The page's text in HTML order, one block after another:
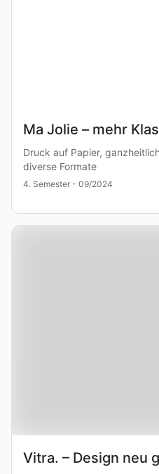
Ma Jolie – mehr
Druck auf Papier,
diverse Formate
4. Semester - 09/2024
Vitra. – Design neu